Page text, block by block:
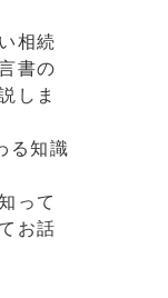
相続
書の
しま
る知識
って
お話